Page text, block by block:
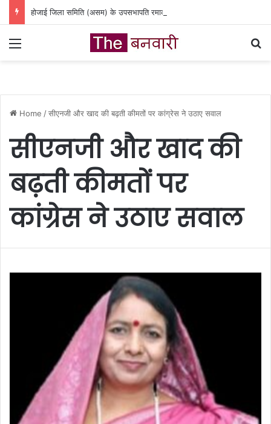
Menu
Home /सीएनजी और खाद की बढ़ती कीमतों पर कांग्रेस ने उठाए सवाल
सीएनजी और खाद की
बढ़ती कीमतों पर
कांग्रेस ने उठाए सवाल